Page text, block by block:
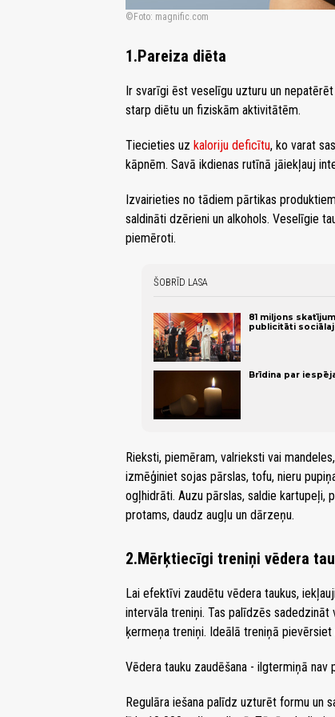
Foto: magnific.com
1.Pareiza diēta
Ir svarīgi ēst veselīgu uzturu un
starp diētu un fiziskām aktivitātēm.
Tiecieties uz kaloriju deficītu, ko varat
kāpnēm. Savā ikdienas rutīnā jāiekļauj
Izvairieties no tādiem pārtikas
saldināti dzērieni un alkohols. Veselīgie
piemēroti.
ŠOBRĪD LASA
81 miljons
publicitāti
Brīdina par
Rieksti, piemēram, valrieksti vai
izmēģiniet sojas pārslas, tofu, nieru
ogļhidrāti. Auzu pārslas, saldie kartupeļi,
protams, daudz augļu un dārzeņu.
2.Mērķtiecīgi treniņi vēdera
Lai efektīvi zaudētu vēdera taukus,
intervāla treniņi. Tas palīdzēs
ķermeņa treniņi. Ideālā treniņā
Vēdera tauku zaudēšana - ilgtermiņā nav
Regulāra iešana palīdz uzturēt formu un